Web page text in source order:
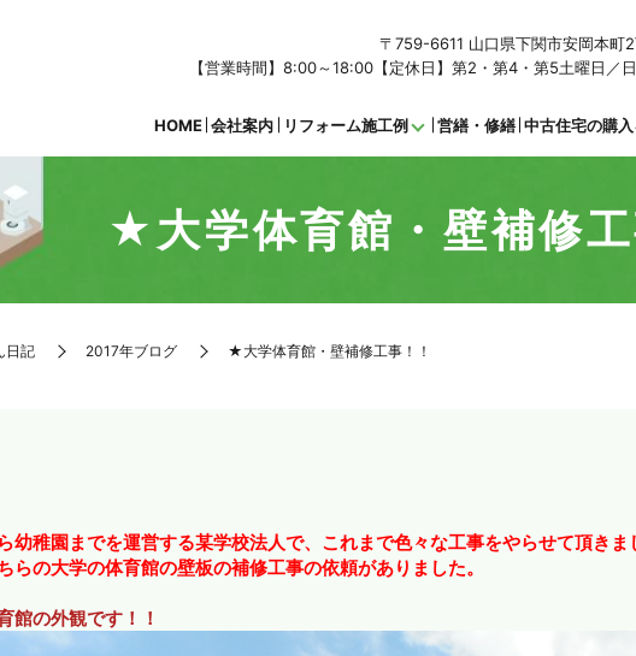
HOME 会社案内 リフォーム施工例 営繕・修繕 中古住宅の購
〒759-6611 山口県下関市安岡本町
【営業時間】8:00～18:00【定休日】第2・第4・第5土曜日／
★大学体育館・壁補修工
日記 2017年ブログ ★大学体育館・壁補修工事！！
幼稚園までを運営する某学校法人で、これまで色々な工事をやらせて頂きま
らの大学の体育館の壁板の補修工事の依頼がありました。
館の外観です！！